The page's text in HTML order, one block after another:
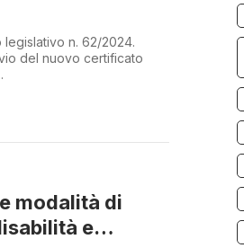
legislativo n. 62/2024.
del nuovo certificato
modalità di
e